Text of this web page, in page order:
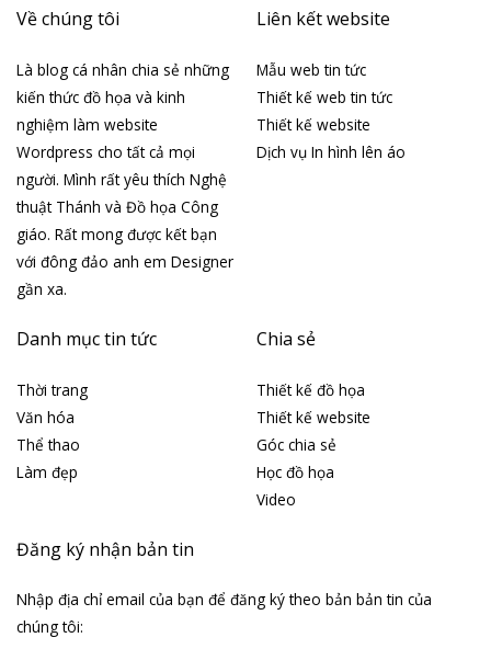
Về chúng tôi
Là blog cá nhân chia sẻ những
kiến thức đồ họa và kinh
nghiệm làm website
Wordpress cho tất cả mọi
người. Mình rất yêu thích Nghệ
thuật Thánh và Đồ họa Công
giáo. Rất mong được kết bạn
với đông đảo anh em Designer
gần xa.
Liên kết website
Mẫu web tin tức
Thiết kế web tin tức
Thiết kế website
Dịch vụ In hình lên áo
Danh mục tin tức
Thời trang
Văn hóa
Thể thao
Làm đẹp
Chia sẻ
Thiết kế đồ họa
Thiết kế website
Góc chia sẻ
Học đồ họa
Video
Đăng ký nhận bản tin
Nhập địa chỉ email của bạn để đăng ký theo bản bản tin của
chúng tôi: